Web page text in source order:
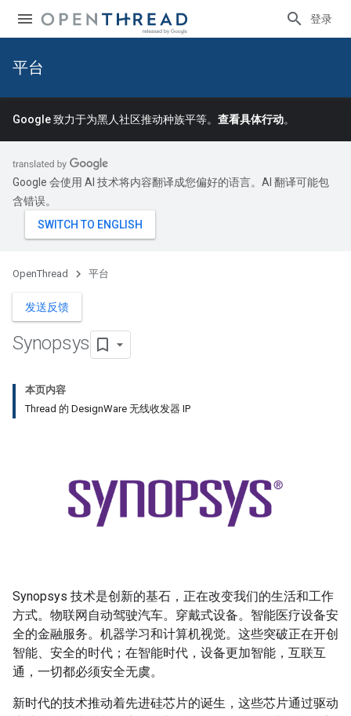
登录
平台
Google 致力于为黑人社区推动种族平等。 查看具体行动。
Google 会使用 AI 技术将内容翻译成您偏好的语言。AI 翻译可能包
含错误。
OpenThread 平台
发送反馈
Synopsys
本页内容
Thread 的 DesignWare 无线收发器 IP
Synopsys 技术是创新的基石，正在改变我们的生活和工作
方式。物联网自动驾驶汽车。穿戴式设备。智能医疗设备安
全的金融服务。机器学习和计算机视觉。这些突破正在开创
智能、安全的时代；在智能时代，设备更加智能，互联互
通，一切都必须安全无虞。
新时代的技术推动着先进硅芯片的诞生，这些芯片通过驱动